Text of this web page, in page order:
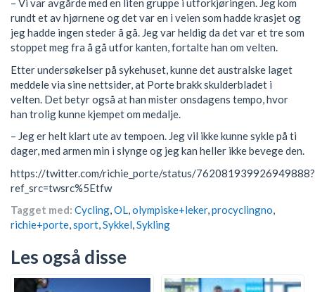
– Vi var avgårde med en liten gruppe i utforkjøringen. Jeg kom
rundt et av hjørnene og det var en i veien som hadde krasjet og
jeg hadde ingen steder å gå. Jeg var heldig da det var et tre som
stoppet meg fra å gå utfor kanten, fortalte han om velten.
Etter undersøkelser på sykehuset, kunne det australske laget
meddele via sine nettsider, at Porte brakk skulderbladet i
velten. Det betyr også at han mister onsdagens tempo, hvor
han trolig kunne kjempet om medalje.
– Jeg er helt klart ute av tempoen. Jeg vil ikke kunne sykle på ti
dager, med armen min i slynge og jeg kan heller ikke bevege den.
https://twitter.com/richie_porte/status/762081939926949888?
ref_src=twsrc%5Etfw
Tagget med: Cycling,OL,olympiske+leker,procyclingno,
richie+porte,sport,Sykkel,Sykling
Les også disse